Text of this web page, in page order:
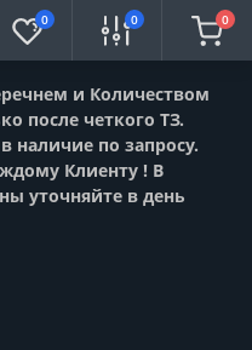
и Количеством
после четкого ТЗ.
наличие по запросу.
Клиенту ! В
уточняйте в день
0 0 0